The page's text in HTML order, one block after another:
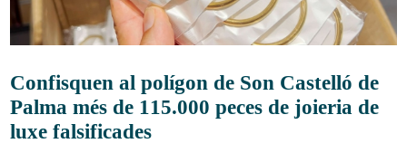
Confisquen al polígon de Son Castelló de
Palma més de 115.000 peces de joieria de
luxe falsificades